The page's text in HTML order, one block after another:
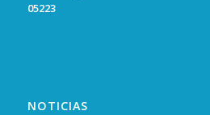
05223
NOTICIAS